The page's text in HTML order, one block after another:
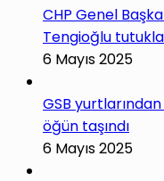
CHP Genel
Tengioğlu
6 Mayıs 2025
GSB
öğün taşındı
6 Mayıs 2025